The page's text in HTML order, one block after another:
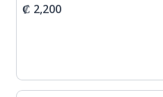
₡ 2,200